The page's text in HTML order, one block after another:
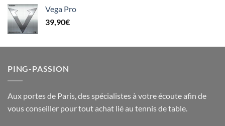
Vega Pro
39,90€
PING-PASSION
Aux portes de Paris, des spécialistes à votre écoute afin de
vous conseiller pour tout achat lié au tennis de table.